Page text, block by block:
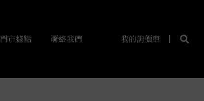
門市據點 聯絡我們 我的詢價車